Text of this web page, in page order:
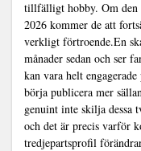
tillfälligt hobby. Om den
2026 kommer de att
verkligt förtroende.En
månader sedan och ser
kan vara helt
börja publicera mer
genuint inte skilja
och det är precis varför
tredjepartsprofil